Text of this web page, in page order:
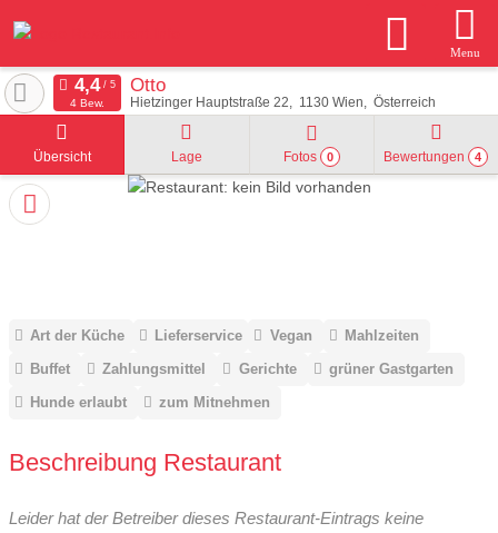
Menu
Otto
Hietzinger Hauptstraße 22 1130 Wien Österreich
4 Bew.
Übersicht Lage Fotos 0 Bewertungen 4
Art der Küche Lieferservice Vegan
Mahlzeiten
Buffet
Zahlungsmittel Gerichte
grüner Gastgarten
Hunde erlaubt
zum Mitnehmen
Beschreibung Restaurant
Leider hat der Betreiber dieses Restaurant-Eintrags keine